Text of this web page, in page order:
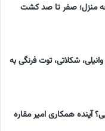
منزل؛ صفر تا صد کشت
شکلاتی، توت فرنگی به
آینده همکاری امیر مقاره